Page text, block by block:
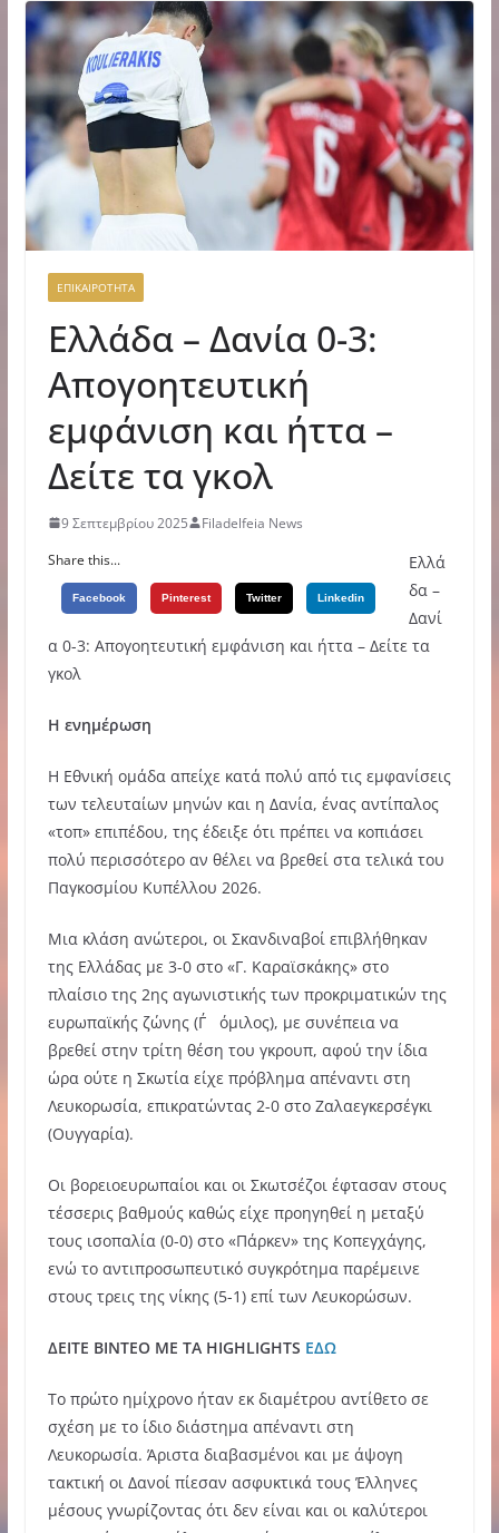
ΕΠΙΚΑΙΡΟΤΗΤΑ
Ελλάδα – Δανία 0-3:
Απογοητευτική
εμφάνιση και ήττα –
Δείτε τα γκολ
9 Σεπτεμβρίου 2025
Filadelfeia News
Share this...
Facebook Pinterest Twitter Linkedin
Ελλά
δα –
Δανί
α 0-3: Απογοητευτική εμφάνιση και ήττα – Δείτε τα
γκολ
Η ενημέρωση
Η Εθνική ομάδα απείχε κατά πολύ από τις εμφανίσεις
των τελευταίων μηνών και η Δανία, ένας αντίπαλος
«τοπ» επιπέδου, της έδειξε ότι πρέπει να κοπιάσει
πολύ περισσότερο αν θέλει να βρεθεί στα τελικά του
Παγκοσμίου Κυπέλλου 2026.
Μια κλάση ανώτεροι, οι Σκανδιναβοί επιβλήθηκαν
της Ελλάδας με 3-0 στο «Γ. Καραϊσκάκης» στο
πλαίσιο της 2ης αγωνιστικής των προκριματικών της
ευρωπαϊκής ζώνης (Γ΄ όμιλος), με συνέπεια να
βρεθεί στην τρίτη θέση του γκρουπ, αφού την ίδια
ώρα ούτε η Σκωτία είχε πρόβλημα απέναντι στη
Λευκορωσία, επικρατώντας 2-0 στο Ζαλαεγκερσέγκι
(Ουγγαρία).
Οι βορειοευρωπαίοι και οι Σκωτσέζοι έφτασαν στους
τέσσερις βαθμούς καθώς είχε προηγηθεί η μεταξύ
τους ισοπαλία (0-0) στο «Πάρκεν» της Κοπεγχάγης,
ενώ το αντιπροσωπευτικό συγκρότημα παρέμεινε
στους τρεις της νίκης (5-1) επί των Λευκορώσων.
ΔΕΙΤΕ ΒΙΝΤΕΟ ΜΕ ΤΑ HIGHLIGHTS ΕΔΩ
Το πρώτο ημίχρονο ήταν εκ διαμέτρου αντίθετο σε
σχέση με το ίδιο διάστημα απέναντι στη
Λευκορωσία. Άριστα διαβασμένοι και με άψογη
τακτική οι Δανοί πίεσαν ασφυκτικά τους Έλληνες
μέσους γνωρίζοντας ότι δεν είναι και οι καλύτεροι